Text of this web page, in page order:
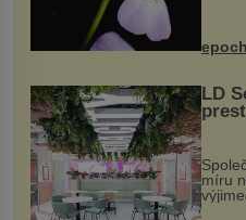
LD
míru
areálu